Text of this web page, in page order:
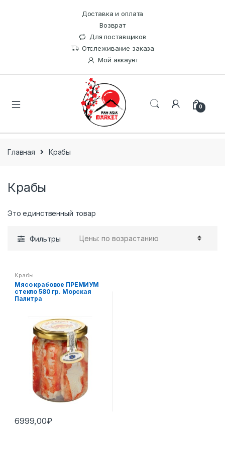
Доставка и оплата
Возврат
Для поставщиков
Отслеживание заказа
Мой аккаунт
0
Главная Крабы
Крабы
Это единственный товар
Фильтры
Крабы
Мясо крабовое ПРЕМИУМ
стекло 580 гр. Морская
Палитра
6999,00₽